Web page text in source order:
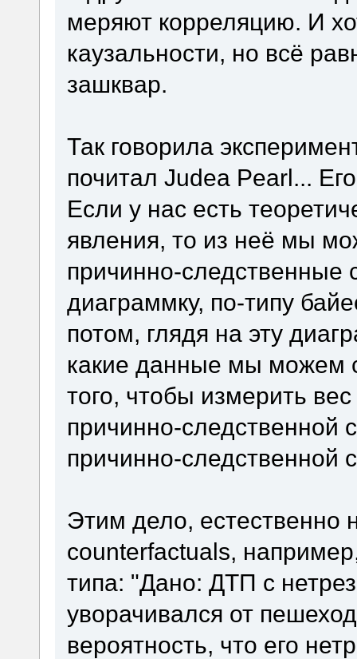
меряют корреляцию. И
каузальности, но всё
зашквар.
Так говорила
почитал Judea Pearl...
Если у нас есть
явления, то из неё мы
причинно-следственные
диаграммку, по-типу
потом, глядя на эту
какие данные мы можем
того, чтобы измерить
причинно-следственной
причинно-следственной
Этим дело, естественно
counterfactuals,
типа: "Дано: ДТП с
уворачивался от
вероятность, что его